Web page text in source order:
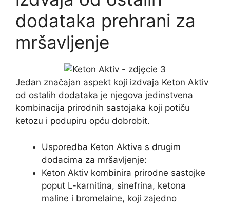
dodataka prehrani za
mršavljenje
Jedan značajan aspekt koji izdvaja Keton Aktiv
od ostalih dodataka je njegova jedinstvena
kombinacija prirodnih sastojaka koji potiču
ketozu i podupiru opću dobrobit.
Usporedba Keton Aktiva s drugim
dodacima za mršavljenje:
Keton Aktiv kombinira prirodne sastojke
poput L-karnitina, sinefrina, ketona
maline i bromelaine, koji zajedno